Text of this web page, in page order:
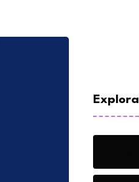
Explora